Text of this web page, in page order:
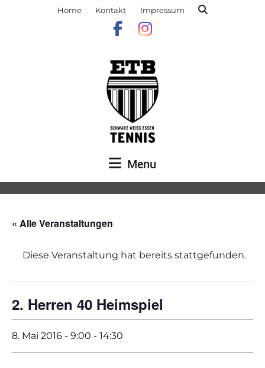
Home Kontakt Impressum
Menu
« Alle Veranstaltungen
Diese Veranstaltung hat bereits stattgefunden.
2. Herren 40 Heimspiel
8. Mai 2016 - 9:00 - 14:30